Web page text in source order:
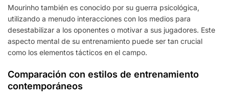
Mourinho también es conocido por su guerra psicológica,
utilizando a menudo interacciones con los medios para
desestabilizar a los oponentes o motivar a sus jugadores. Este
aspecto mental de su entrenamiento puede ser tan crucial
como los elementos tácticos en el campo.
Comparación con estilos de entrenamiento
contemporáneos